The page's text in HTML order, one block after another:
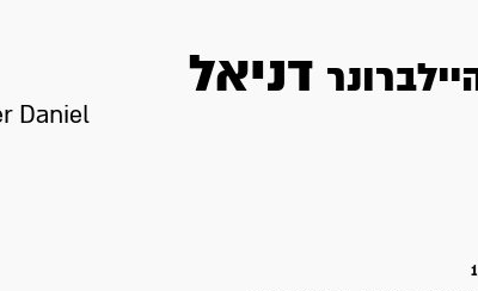
היילברונר דניאל
Daniel